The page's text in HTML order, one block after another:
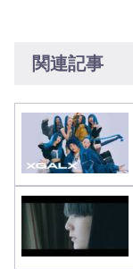
関連記事